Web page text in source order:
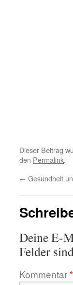
Dieser Beitrag
den Permalink.
← Gesundheit
Deine E-
Felder
Kommentar*